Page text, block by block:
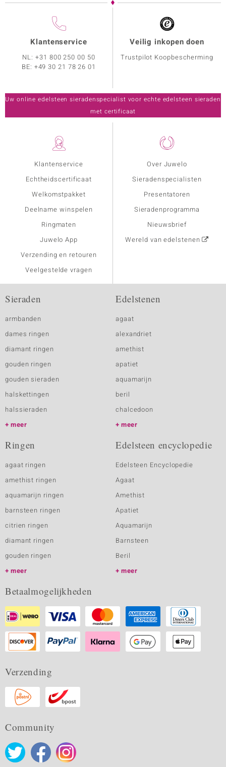
Klantenservice
Echtheidscertificaat
Welkomstpakket
Deelname winspelen
Ringmaten
Juwelo App
Verzending en retouren
Veelgestelde vragen
Over Juwelo
Sieradenspecialisten
Presentatoren
Sieradenprogramma
Nieuwsbrief
Wereld van edelstenen
Klantenservice
NL:+31 800 250 00 50
BE: +49 30 21 78 26 01
Veilig inkopen doen
Trustpilot Koopbescherming
Uw online edelsteen sieradenspecialist voor echte edelsteen sieraden
met certificaat
Sieraden
armbanden
dames ringen
diamant ringen
gouden ringen
gouden sieraden
halskettingen
halssieraden
meer
Edelstenen
agaat
alexandriet
amethist
apatiet
aquamarijn
beril
chalcedoon
meer
Ringen
agaat ringen
amethist ringen
aquamarijn ringen
barnsteen ringen
citrien ringen
diamant ringen
gouden ringen
meer
Edelsteen encyclopedie
Edelsteen Encyclopedie
Agaat
Amethist
Apatiet
Aquamarijn
Barnsteen
Beril
meer
Betaalmogelijkheden
Verzending
Community